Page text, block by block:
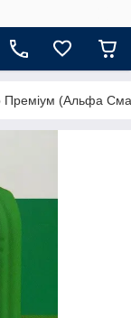
Преміум (Альфа